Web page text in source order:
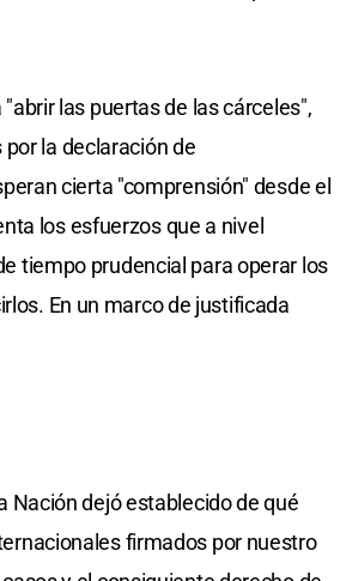
las puertas de las cárceles",
la declaración de
cierta "comprensión" desde el
los esfuerzos que a nivel
tiempo prudencial para operar los
En un marco de justificada
Nación dejó establecido de qué
firmados por nuestro